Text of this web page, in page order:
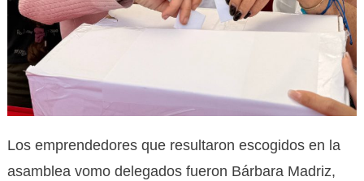
Los emprendedores que resultaron escogidos en la
asamblea vomo delegados fueron Bárbara Madriz,